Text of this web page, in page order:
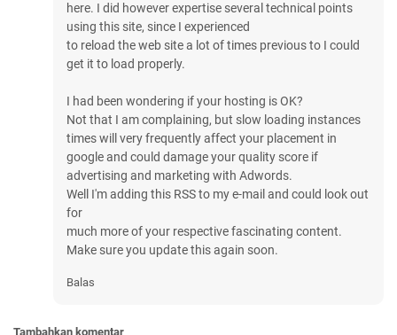
here. I did however expertise several technical points
using this site, since I experienced
to reload the web site a lot of times previous to I could
get it to load properly.
I had been wondering if your hosting is OK?
Not that I am complaining, but slow loading instances
times will very frequently affect your placement in
google and could damage your quality score if
advertising and marketing with Adwords.
Well I'm adding this RSS to my e-mail and could look out
for
much more of your respective fascinating content.
Make sure you update this again soon.
Balas
Tambahkan komentar